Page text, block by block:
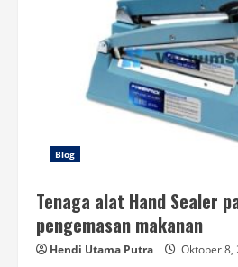
Blog
Tenaga alat Hand Sealer
pengemasan makanan
Hendi Utama Putra Oktober 8,